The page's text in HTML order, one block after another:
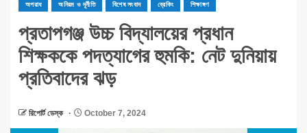
অপরাধ অনিয়ম ও দূর্নীতি বিশেষ সংবাদ ব্রেকিং শিক্ষাঙ্গণ
প্রতাপগঞ্জ উচ্চ বিদ্যালয়ের প্রধান
শিক্ষককে পদত্যাগের হুমকি: নেট দুনিয়ায়
প্রতিবাদের ঝড়
রিপোর্ট ডেস্ক October 7, 2024